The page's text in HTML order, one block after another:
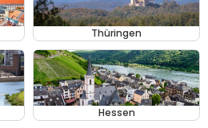
Thüringen
Hessen